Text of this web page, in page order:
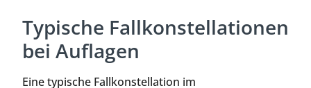
Typische Fallkonstellationen
bei Auflagen
Eine typische Fallkonstellation im